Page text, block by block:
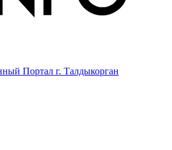
Портал г. Талдыкорган